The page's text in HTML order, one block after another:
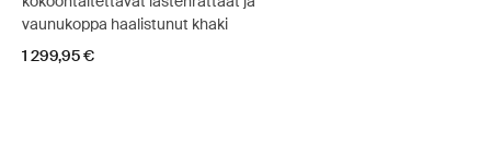
vaunukoppa haalistunut khaki
1 299,95 €